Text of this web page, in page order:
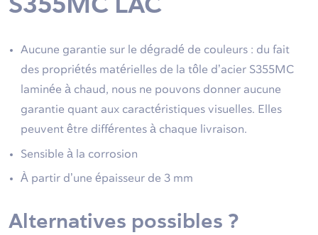
Aucune garantie sur le dégradé de couleurs : du fait
des propriétés matérielles de la tôle d’acier S355MC
laminée à chaud, nous ne pouvons donner aucune
garantie quant aux caractéristiques visuelles. Elles
peuvent être différentes à chaque livraison.
Sensible à la corrosion
À partir d’une épaisseur de 3 mm
Alternatives possibles ?